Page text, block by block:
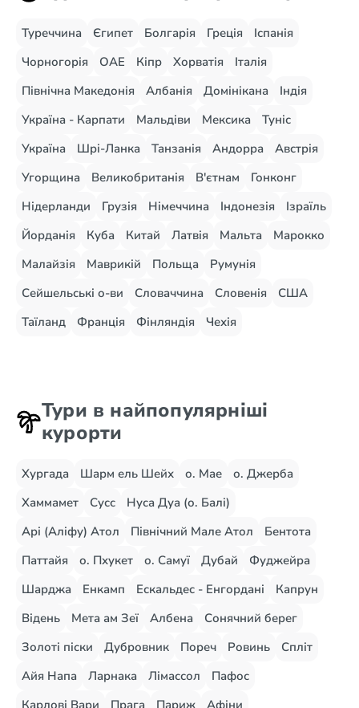
Туреччина Єгипет Болгарія Греція
Іспанія
Чорногорія
ОАЕ Кіпр Хорватія
Італія
Північна Македонія
Албанія Домінікана
Індія
Україна - Карпати
Мальдіви Мексика
Туніс
Україна
Шрі-Ланка Танзанія Андорра
Австрія
Угорщина
Великобританія В'єтнам
Гонконг
Нідерланди
Грузія Німеччина Індонезія
Ізраїль
Йорданія
Куба Китай Латвія Мальта
Марокко
Малайзія
Маврикій Польща
Румунія
Сейшельські о-ви
Словаччина Словенія
США
Таїланд
Франція Фінляндія Чехія
Тури в найпопулярніші
курорти
Хургада Шарм ель Шейх о. Мае
о. Джерба
Хаммамет
Сусс
Нуса Дуа (о. Балі)
Арі (Аліфу) Атол
Північний Мале Атол
Бентота
Паттайя
о. Пхукет о. Самуї Дубай
Фуджейра
Шарджа
Енкамп Ескальдес - Енгордані
Капрун
Відень
Мета ам Зеї Албена
Сонячний берег
Золоті піски
Дубровник Пореч Ровинь
Спліт
Айя Напа
Ларнака Лімассол
Пафос
Карлові Вари
Прага Париж
Афіни